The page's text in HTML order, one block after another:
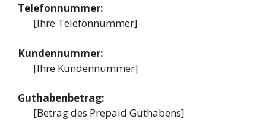
Telefonnummer:
[Ihre Telefonnummer]
Kundennummer:
[Ihre Kundennummer]
Guthabenbetrag:
[Betrag des Prepaid Guthabens]